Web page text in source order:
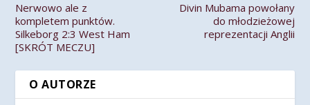
Nerwowo ale z
kompletem punktów.
Silkeborg 2:3 West Ham
[SKRÓT MECZU]
Divin Mubama powołany
do młodzieżowej
reprezentacji Anglii
O AUTORZE